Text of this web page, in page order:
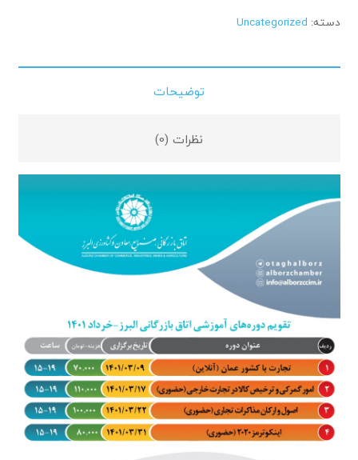
دسته: Uncategorized
توضیحات
نظرات (0)